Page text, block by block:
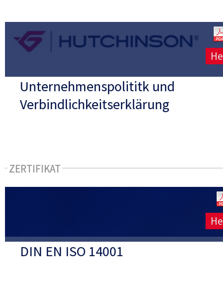
Unternehmenspolititk und
Verbindlichkeitserklärung
ZERTIFIKAT
DIN EN ISO 14001